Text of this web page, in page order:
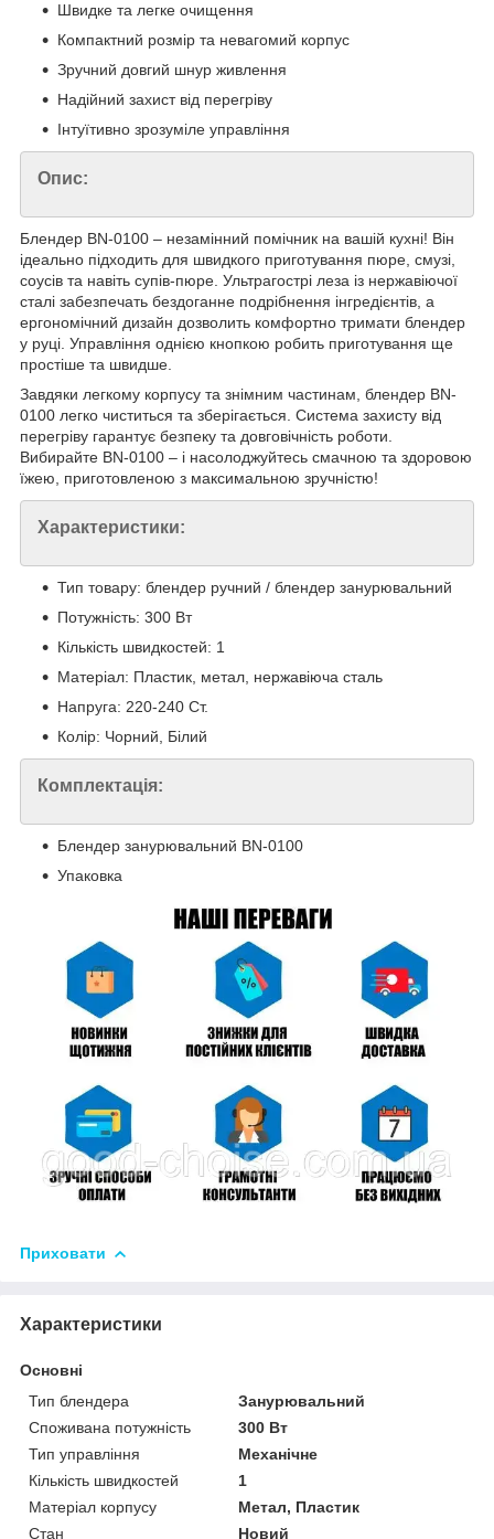
Швидке та легке очищення
Компактний розмір та невагомий корпус
Зручний довгий шнур живлення
Надійний захист від перегріву
Інтуїтивно зрозуміле управління
Опис:
Блендер BN-0100 – незамінний помічник на вашій кухні! Він
ідеально підходить для швидкого приготування пюре, смузі,
соусів та навіть супів-пюре. Ультрагострі леза із нержавіючої
сталі забезпечать бездоганне подрібнення інгредієнтів, а
ергономічний дизайн дозволить комфортно тримати блендер
у руці. Управління однією кнопкою робить приготування ще
простіше та швидше.
Завдяки легкому корпусу та знімним частинам, блендер BN-
0100 легко чиститься та зберігається. Система захисту від
перегріву гарантує безпеку та довговічність роботи.
Вибирайте BN-0100 – і насолоджуйтесь смачною та здоровою
їжею, приготовленою з максимальною зручністю!
Характеристики:
Тип товару: блендер ручний / блендер занурювальний
Потужність: 300 Вт
Кількість швидкостей: 1
Матеріал: Пластик, метал, нержавіюча сталь
Напруга: 220-240 Ст.
Колір: Чорний, Білий
Комплектація:
Блендер занурювальний BN-0100
Упаковка
Приховати
Характеристики
Основні
Тип блендера
Занурювальний
Споживана потужність
300 Вт
Тип управління
Механічне
Кількість швидкостей
1
Матеріал корпусу
Метал, Пластик
Стан
Новий